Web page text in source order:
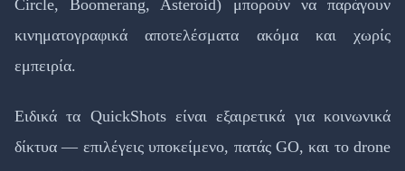
Circle, Boomerang, Asteroid) μπορούν να παράγουν
κινηματογραφικά αποτελέσματα ακόμα και χωρίς
εμπειρία.
Ειδικά τα QuickShots είναι εξαιρετικά για κοινωνικά
δίκτυα — επιλέγεις υποκείμενο, πατάς GO, και το drone